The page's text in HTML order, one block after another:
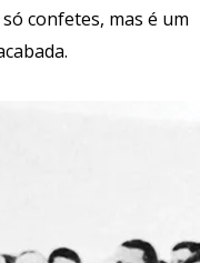
confetes, mas é um